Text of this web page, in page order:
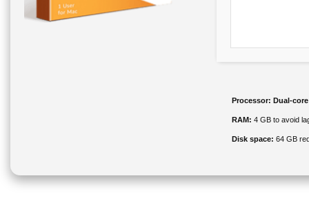
Processor: Dual-
RAM: 4 GB to avoid
Disk space: 64 GB